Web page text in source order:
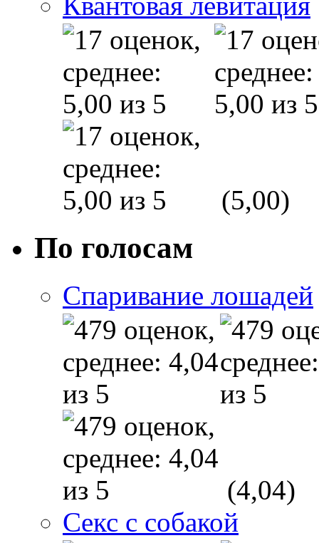
(5,00)
По голосам
Спаривание лошадей
(4,04)
Секс с собакой